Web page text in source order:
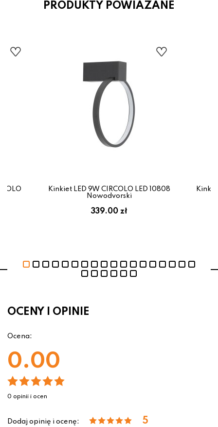
PRODUKTY POWIAZANE
Kinkiet LED 9W CIRCOLO LED 10808
Nowodvorski
339.00 zł
OCENY I OPINIE
Ocena:
0.00
0 opinii i ocen
Dodaj opinię i ocenę: 5